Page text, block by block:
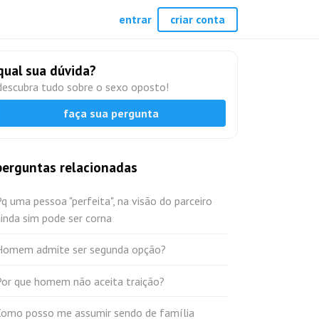
sua dúvida?
tudo sobre o sexo oposto!
faça sua pergunta
relacionadas
uma pessoa "perfeita", na visão do parceiro
sim pode ser corna
admite ser segunda opção?
que homem não aceita traição?
posso me assumir sendo de família
entrar criar conta